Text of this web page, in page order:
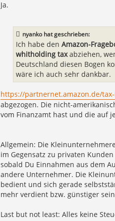
Ja.
nyanko hat geschrieben:
Ich habe den Amazon-
whitholding taxabziehen,
Deutschland diesen Bogen
wäre ich auch sehr dankbar.
https://partnernet.amazon.de/tax-
abgezogen. Die nicht-
vom Finanzamt hast und die auf
Allgemein: Die
im Gegensatz zu privaten
sobald Du Einnahmen aus dem
andere Unternehmer. Die
bedient und sich gerade
mehr verdient bzw. günstiger
Last but not least: Alles keine